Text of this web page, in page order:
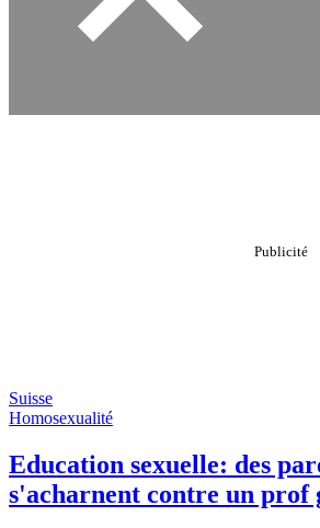
Suisse
Homosexualité
Education sexuelle: des
s'acharnent contre un prof